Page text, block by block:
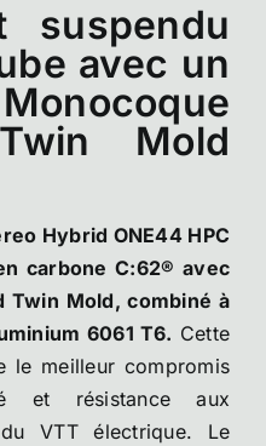
avec un
Mold
Hybrid ONE44 HPC
carbone C:62® avec
Twin Mold, combiné à
6061 T6. Cette
le meilleur compromis
et résistance aux
VTT électrique. Le